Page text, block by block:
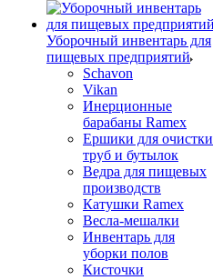
Уборочный инвентарь для
пищевых предприятий
Schavon
Vikan
Инерционные
барабаны Ramex
Ершики для очистки
труб и бутылок
Ведра для пищевых
производств
Катушки Ramex
Весла-мешалки
Инвентарь для
уборки полов
Кисточки